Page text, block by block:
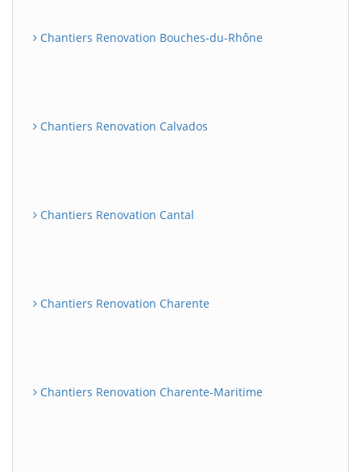
Chantiers Renovation Bouches-du-Rhône
Chantiers Renovation Calvados
Chantiers Renovation Cantal
Chantiers Renovation Charente
Chantiers Renovation Charente-Maritime